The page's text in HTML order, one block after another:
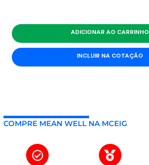
ADICIONAR AO CARRINHO
INCLUIR NA COTAÇÃO
COMPRE MEAN WELL NA MCEIG